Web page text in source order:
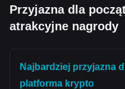
Przyjazna dla
atrakcyjne nagrody
Najbardziej przyjazna
platforma krypto